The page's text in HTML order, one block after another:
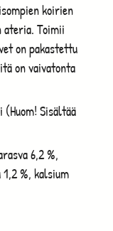
koirien
ateria. Toimii
on pakastettu
on vaivatonta
(Huom! Sisältää
6,2 %,
%, kalsium